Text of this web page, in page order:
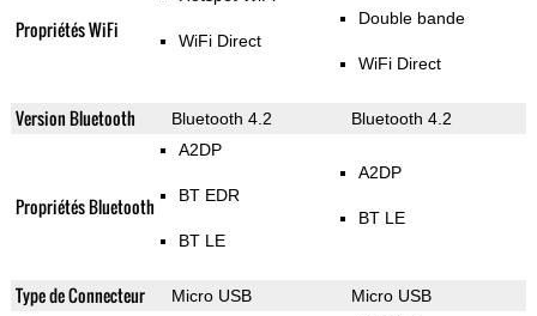
Propriétés WiFi WiFi Direct
Double bande
WiFi Direct
Version Bluetooth Bluetooth 4.2 Bluetooth 4.2
Propriétés Bluetooth
A2DP
BT EDR
BT LE
A2DP
BT LE
Type de Connecteur Micro USB Micro USB